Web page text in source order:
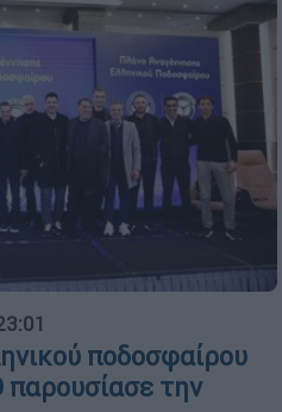
ποδοσφαίρου
την